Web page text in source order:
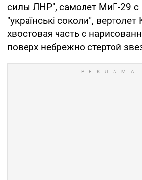
силы ЛНР", самолет МиГ-29 с
"українські соколи", вертолет
хвостовая часть с
поверх небрежно стертой